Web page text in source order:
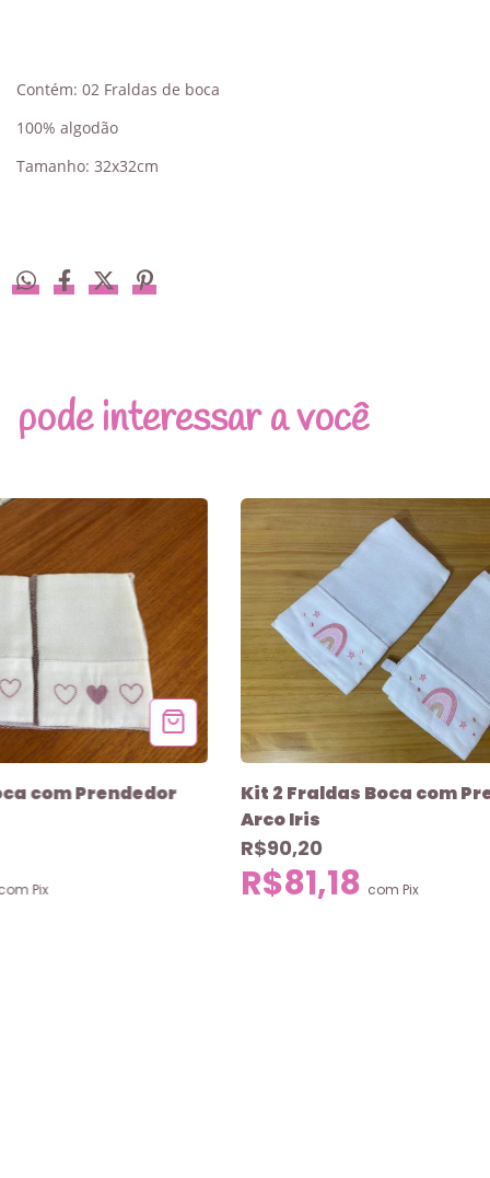
Contém: 02 Fraldas de boca
100% algodão
Tamanho: 32x32cm
pode interessar a você
com Prendedor
Pix
Kit 2 Fraldas Boca com
Arco Iris
R$90,20
R$81,18 com Pix